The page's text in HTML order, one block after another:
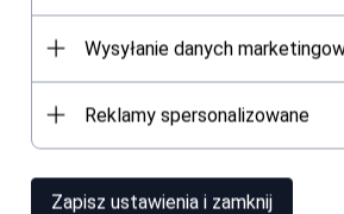
Wysyłanie danych
Reklamy spersonalizowane
Zapisz ustawienia i zamknij